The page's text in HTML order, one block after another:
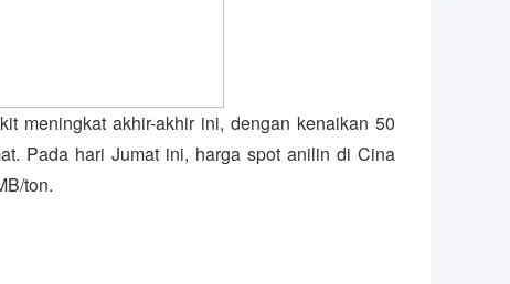
meningkat akhir-akhir ini, dengan kenaikan 50
Pada hari Jumat ini, harga spot anilin di Cina
ton.